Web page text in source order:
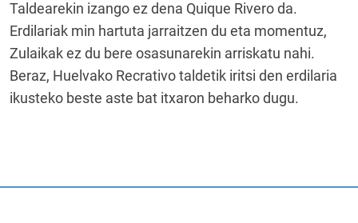
Taldearekin izango ez dena Quique Rivero da.
Erdilariak min hartuta jarraitzen du eta momentuz,
Zulaikak ez du bere osasunarekin arriskatu nahi.
Beraz, Huelvako Recrativo taldetik iritsi den erdilaria
ikusteko beste aste bat itxaron beharko dugu.